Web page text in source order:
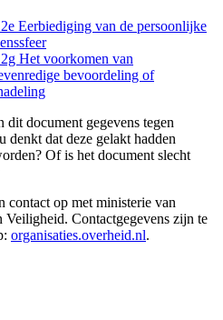
Eerbiediging van de persoonlijke
Het voorkomen van
bevoordeling of
dit document gegevens tegen
denkt dat deze gelakt hadden
Of is het document slecht
contact op met ministerie van
Veiligheid. Contactgegevens zijn te
organisaties.overheid.nl.